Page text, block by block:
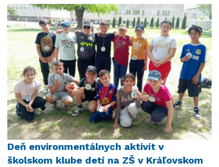
Deň environmentálnych aktivít v
školskom klube detí na ZŠ v Kráľovskom